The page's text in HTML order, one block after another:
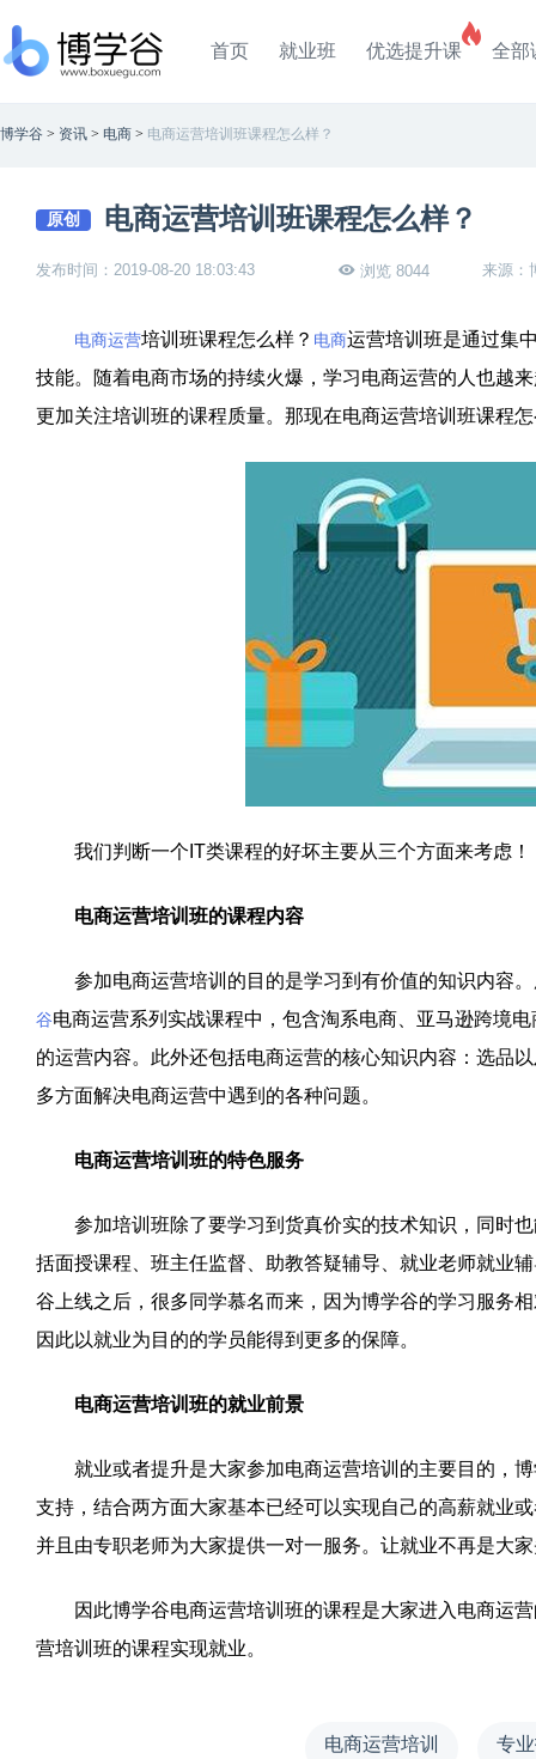
首页 就业班 优选提升课 全部
博学谷 > 资讯 > 电商 > 电商运营培训班课程怎么样？
原创 电商运营培训班课程怎么样？
发布时间：2019-08-20 18:03:43 浏览 8044 来源：
电商运营培训班课程怎么样？ 电商运营培训班是通过集
技能。随着电商市场的持续火爆，学习电商运营的人也越
更加关注培训班的课程质量。那现在电商运营培训班课程
我们判断一个IT类课程的好坏主要从三个方面来考虑！
电商运营培训班的课程内容
参加电商运营培训的目的是学习到有价值的知识内容。
谷电商运营系列实战课程中，包含淘系电商、亚马逊跨境
的运营内容。此外还包括电商运营的核心知识内容：选品
多方面解决电商运营中遇到的各种问题。
电商运营培训班的特色服务
参加培训班除了要学习到货真价实的技术知识，同时也
括面授课程、班主任监督、助教答疑辅导、就业老师就业
谷上线之后，很多同学慕名而来，因为博学谷的学习服务
因此以就业为目的的学员能得到更多的保障。
电商运营培训班的就业前景
就业或者提升是大家参加电商运营培训的主要目的，博
支持，结合两方面大家基本已经可以实现自己的高薪就业
并且由专职老师为大家提供一对一服务。让就业不再是大
因此博学谷电商运营培训班的课程是大家进入电商运营
营培训班的课程实现就业。
电商运营培训 专